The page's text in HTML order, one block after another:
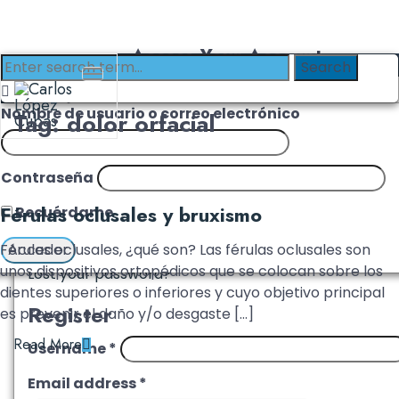
Access Your Account
Login
Username or email address*
Password
Remember me
Lost your password?
Register
Username*
Email address*
Login with Clinika
Nombre de usuario o correo electrónico
Contraseña
Recuérdame
Tag: dolor orfacial
Férulas oclusales y bruxismo
Férulas oclusales, ¿qué son? Las férulas oclusales son
unos dispositivos ortopédicos que se colocan sobre los
dientes superiores o inferiores y cuyo objetivo principal
es prevenir el daño y/o desgaste […]
Read More